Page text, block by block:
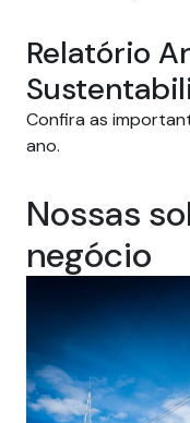
Relatório
Confira as
ano.
Nossas
negócio